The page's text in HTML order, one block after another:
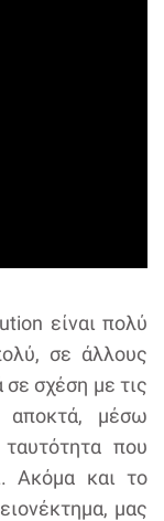
είναι πολύ
σε άλλους
σε σχέση με τις
αποκτά, μέσω
που
Ακόμα και το
μας